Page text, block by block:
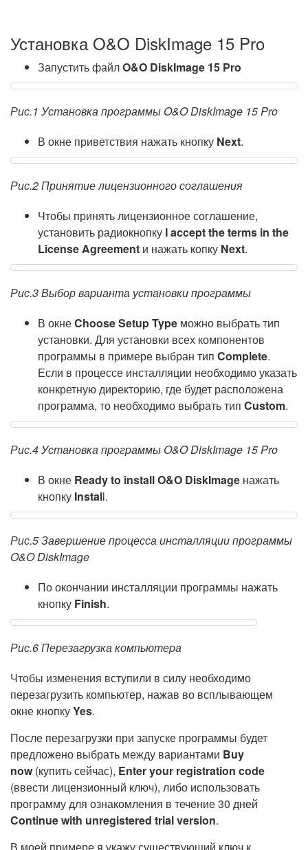
Установка O&O DiskImage 15 Pro
Запустить файлO&O DiskImage 15 Pro
Рис.1 Установка программы O&O DiskImage 15 Pro
В окне приветствия нажать кнопку Next.
Рис.2 Принятие лицензионного соглашения
Чтобы принять лицензионное соглашение,
установить радиокнопку I accept the terms in the
License Agreement и нажать копку Next.
Рис.3 Выбор варианта установки программы
В окнеChoose Setup Type можно выбрать тип
установки. Для установки всех компонентов
программы в примере выбран тип Complete.
Если в процессе инсталляции необходимо указать
конкретную директорию, где будет расположена
программа, то необходимо выбрать тип Custom.
Рис.4 Установка программы O&O DiskImage 15 Pro
В окне Ready to install O&O DiskImage нажать
кнопку Install.
Рис.5 Завершение процесса инсталляции программы
O&O DiskImage
По окончании инсталляции программы нажать
кнопку Finish.
Рис.6 Перезагрузка компьютера
Чтобы изменения вступили в силу необходимо
перезагрузить компьютер, нажав во всплывающем
окне кнопкуYes.
После перезагрузки при запуске программы будет
предложено выбрать между вариантами Buy
now (купить сейчас), Enter your registration code
(ввести лицензионный ключ), либо использовать
программу для ознакомления в течение 30 дней
Continue with unregistered trial version.